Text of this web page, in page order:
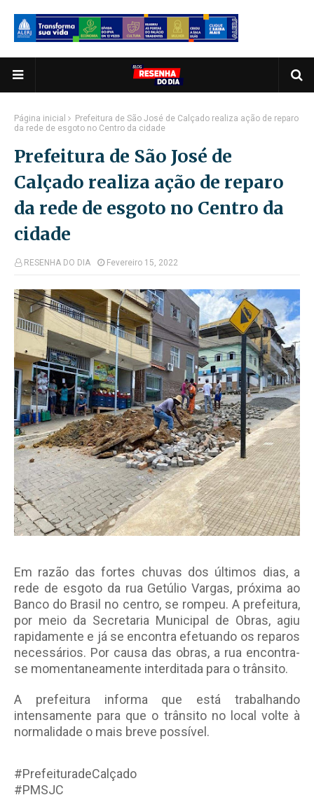
Página inicial
Prefeitura de São José de Calçado realiza ação de reparo
da rede de esgoto no Centro da cidade
Prefeitura de São José de
Calçado realiza ação de reparo
da rede de esgoto no Centro da
cidade
RESENHA DO DIA Fevereiro 15, 2022
Em razão das fortes chuvas dos últimos dias, a
rede de esgoto da rua Getúlio Vargas, próxima ao
Banco do Brasil no centro, se rompeu. A prefeitura,
por meio da Secretaria Municipal de Obras, agiu
rapidamente e já se encontra efetuando os reparos
necessários. Por causa das obras, a rua encontra-
se momentaneamente interditada para o trânsito.
A prefeitura informa que está trabalhando
intensamente para que o trânsito no local volte à
normalidade o mais breve possível.
#PrefeituradeCalçado
#PMSJC